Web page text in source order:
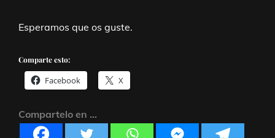
Esperamos que os guste.
Comparte esto:
Facebook X
Compartelo en ...